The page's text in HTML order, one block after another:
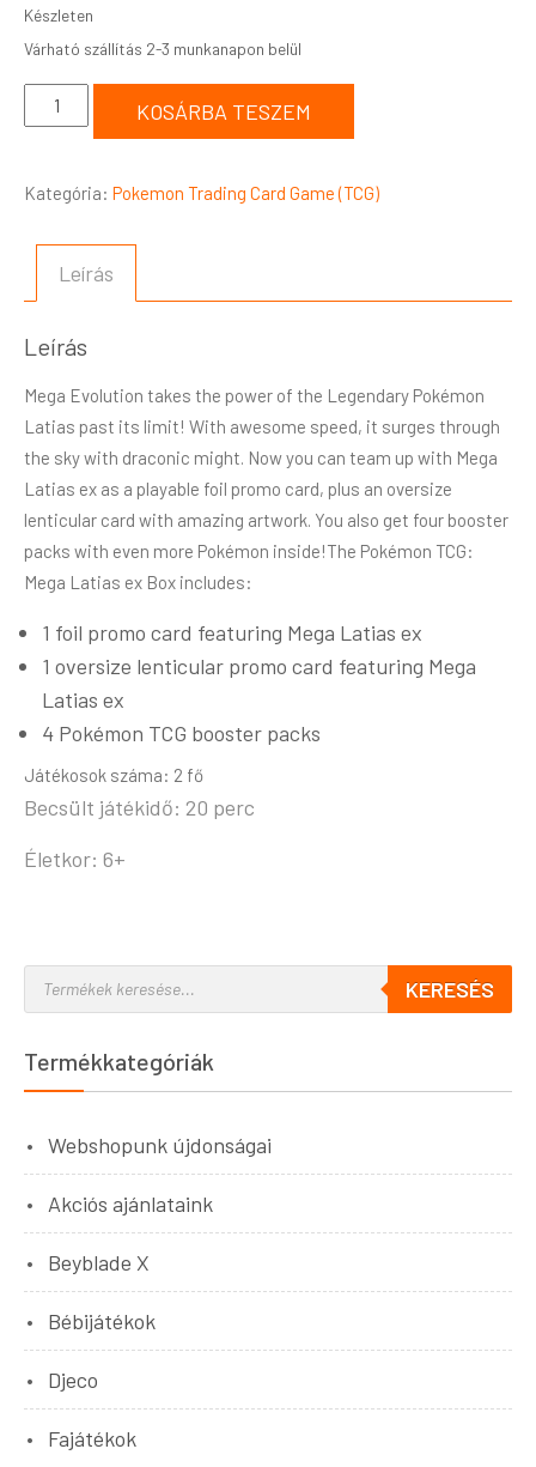
Készleten
KOSÁRBA TESZEM
Kategória: Pokemon Trading Card Game (TCG)
Leírás
Leírás
Mega Evolution takes the power of the Legendary Pokémon
Latias past its limit! With awesome speed, it surges through
the sky with draconic might. Now you can team up with Mega
Latias ex as a playable foil promo card, plus an oversize
lenticular card with amazing artwork. You also get four booster
packs with even more Pokémon inside!The Pokémon TCG:
Mega Latias ex Box includes:
1 foil promo card featuring Mega Latias ex
1 oversize lenticular promo card featuring Mega
Latias ex
4 Pokémon TCG booster packs
Játékosok száma: 2 fő
Becsült játékidő: 20 perc
Életkor: 6+
KERESÉS
Termékkategóriák
Webshopunk újdonságai
Akciós ajánlataink
Beyblade X
Bébijátékok
Djeco
Fajátékok